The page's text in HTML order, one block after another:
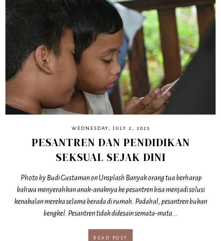
WEDNESDAY, JULY 2, 2025
PESANTREN DAN PENDIDIKAN
SEKSUAL SEJAK DINI
Photo by Budi Gustaman on Unsplash Banyak orang tua berharap
bahwa menyerahkan anak-anaknya ke pesantren bisa menjadi solusi
kenakalan mereka selama berada di rumah. Padahal, pesantren bukan
bengkel. Pesantren tidak didesain semata-mata...
READ POST